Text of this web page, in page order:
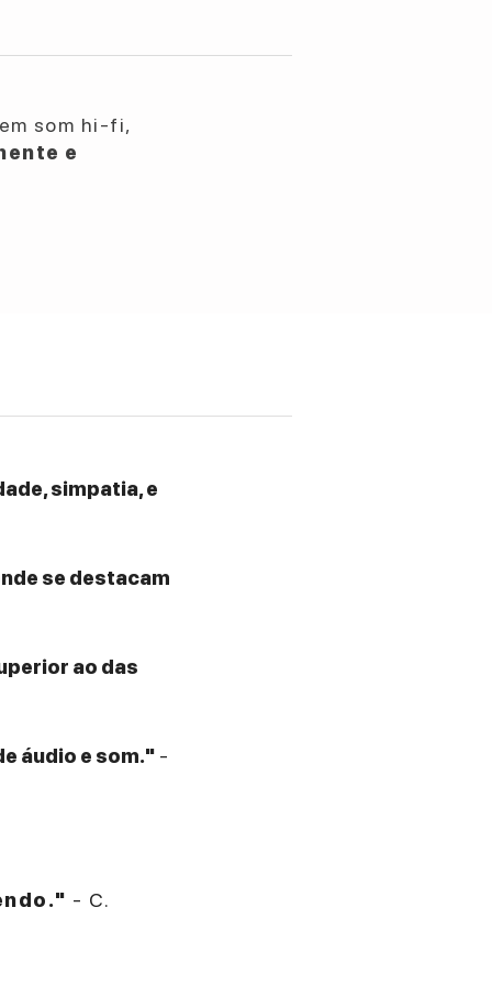
som hi-fi,
e
simpatia, e
se destacam
ao das
áudio e som." -
- C.